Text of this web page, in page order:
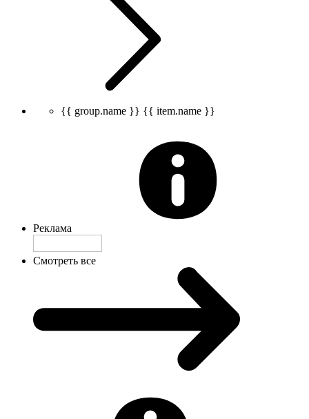
{{ group.name }} {{ item.name }}
Реклама
Смотреть все